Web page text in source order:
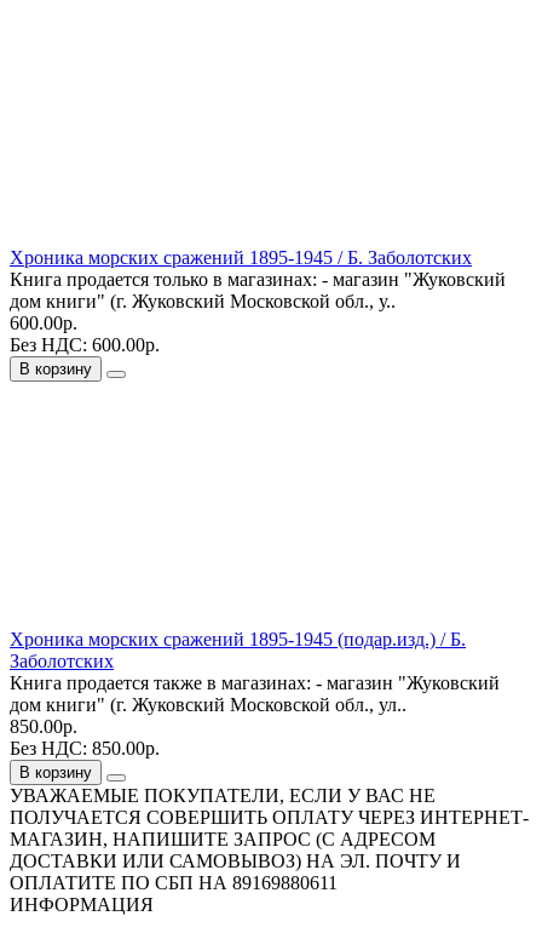
Хроника морских сражений 1895-1945 / Б. Заболотских
Книга продается только в магазинах: - магазин "Жуковский
дом книги" (г. Жуковский Московской обл., у..
600.00р.
Без НДС: 600.00р.
В корзину
Хроника морских сражений 1895-1945 (подар.изд.) / Б.
Заболотских
Книга продается также в магазинах: - магазин "Жуковский
дом книги" (г. Жуковский Московской обл., ул..
850.00р.
Без НДС: 850.00р.
В корзину
УВАЖАЕМЫЕ ПОКУПАТЕЛИ, ЕСЛИ У ВАС НЕ
ПОЛУЧАЕТСЯ СОВЕРШИТЬ ОПЛАТУ ЧЕРЕЗ ИНТЕРНЕТ-
МАГАЗИН, НАПИШИТЕ ЗАПРОС (С АДРЕСОМ
ДОСТАВКИ ИЛИ САМОВЫВОЗ) НА ЭЛ. ПОЧТУ И
ОПЛАТИТЕ ПО СБП НА 89169880611
ИНФОРМАЦИЯ